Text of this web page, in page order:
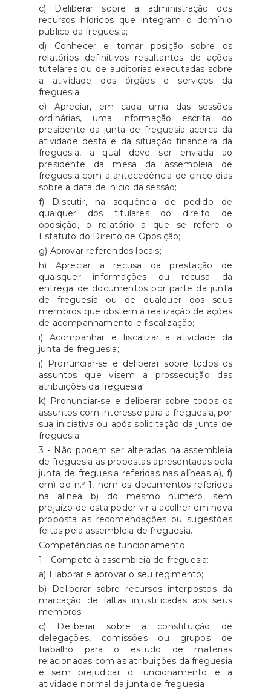
c) Deliberar sobre a administração dos
recursos hídricos que integram o domínio
público da freguesia;
d) Conhecer e tomar posição sobre os
relatórios definitivos resultantes de ações
tutelares ou de auditorias executadas sobre
a atividade dos órgãos e serviços da
freguesia;
e) Apreciar, em cada uma das sessões
ordinárias, uma informação escrita do
presidente da junta de freguesia acerca da
atividade desta e da situação financeira da
freguesia, a qual deve ser enviada ao
presidente da mesa da assembleia de
freguesia com a antecedência de cinco dias
sobre a data de início da sessão;
f) Discutir, na sequência de pedido de
qualquer dos titulares do direito de
oposição, o relatório a que se refere o
Estatuto do Direito de Oposição;
g) Aprovar referendos locais;
h) Apreciar a recusa da prestação de
quaisquer informações ou recusa da
entrega de documentos por parte da junta
de freguesia ou de qualquer dos seus
membros que obstem à realização de ações
de acompanhamento e fiscalização;
i) Acompanhar e fiscalizar a atividade da
junta de freguesia;
j) Pronunciar-se e deliberar sobre todos os
assuntos que visem a prossecução das
atribuições da freguesia;
k) Pronunciar-se e deliberar sobre todos os
assuntos com interesse para a freguesia, por
sua iniciativa ou após solicitação da junta de
freguesia.
3 - Não podem ser alteradas na assembleia
de freguesia as propostas apresentadas pela
junta de freguesia referidas nas alíneas a), f)
em) do n.º 1, nem os documentos referidos
na alínea b) do mesmo número, sem
prejuízo de esta poder vir a acolher em nova
proposta as recomendações ou sugestões
feitas pela assembleia de freguesia.
Competências de funcionamento
1 - Compete à assembleia de freguesia:
a) Elaborar e aprovar o seu regimento;
b) Deliberar sobre recursos interpostos da
marcação de faltas injustificadas aos seus
membros;
c) Deliberar sobre a constituição de
delegações, comissões ou grupos de
trabalho para o estudo de matérias
relacionadas com as atribuições da freguesia
e sem prejudicar o funcionamento e a
atividade normal da junta de freguesia;